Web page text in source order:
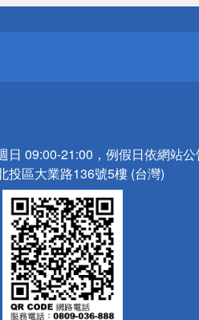
日 09:00-21:00，例假日依網站
投區大業路136號5樓 (台灣)